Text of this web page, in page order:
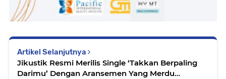
Artikel Selanjutnya
Jikustik Resmi Merilis Single ‘Takkan Berpaling
Darimu’ Dengan Aransemen Yang Merdu